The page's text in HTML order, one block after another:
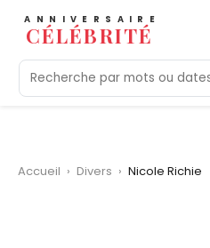
ANNIVERSAIRE
CÉLÉBRITÉ
Aujourd'hui Tendances
Accueil › Divers › Nicole Richie